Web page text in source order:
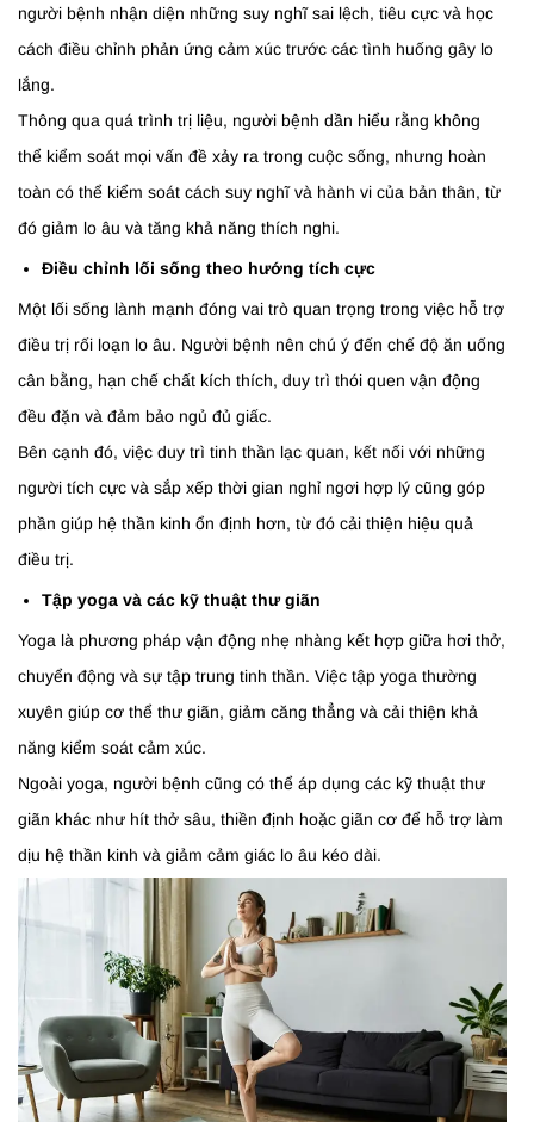
người bệnh nhận diện những suy nghĩ sai lệch, tiêu cực và học
cách điều chỉnh phản ứng cảm xúc trước các tình huống gây lo
lắng.
Thông qua quá trình trị liệu, người bệnh dần hiểu rằng không
thể kiểm soát mọi vấn đề xảy ra trong cuộc sống, nhưng hoàn
toàn có thể kiểm soát cách suy nghĩ và hành vi của bản thân, từ
đó giảm lo âu và tăng khả năng thích nghi.
Điều chỉnh lối sống theo hướng tích cực
Một lối sống lành mạnh đóng vai trò quan trọng trong việc hỗ trợ
điều trị rối loạn lo âu. Người bệnh nên chú ý đến chế độ ăn uống
cân bằng, hạn chế chất kích thích, duy trì thói quen vận động
đều đặn và đảm bảo ngủ đủ giấc.
Bên cạnh đó, việc duy trì tinh thần lạc quan, kết nối với những
người tích cực và sắp xếp thời gian nghỉ ngơi hợp lý cũng góp
phần giúp hệ thần kinh ổn định hơn, từ đó cải thiện hiệu quả
điều trị.
Tập yoga và các kỹ thuật thư giãn
Yoga là phương pháp vận động nhẹ nhàng kết hợp giữa hơi thở,
chuyển động và sự tập trung tinh thần. Việc tập yoga thường
xuyên giúp cơ thể thư giãn, giảm căng thẳng và cải thiện khả
năng kiểm soát cảm xúc.
Ngoài yoga, người bệnh cũng có thể áp dụng các kỹ thuật thư
giãn khác như hít thở sâu, thiền định hoặc giãn cơ để hỗ trợ làm
dịu hệ thần kinh và giảm cảm giác lo âu kéo dài.